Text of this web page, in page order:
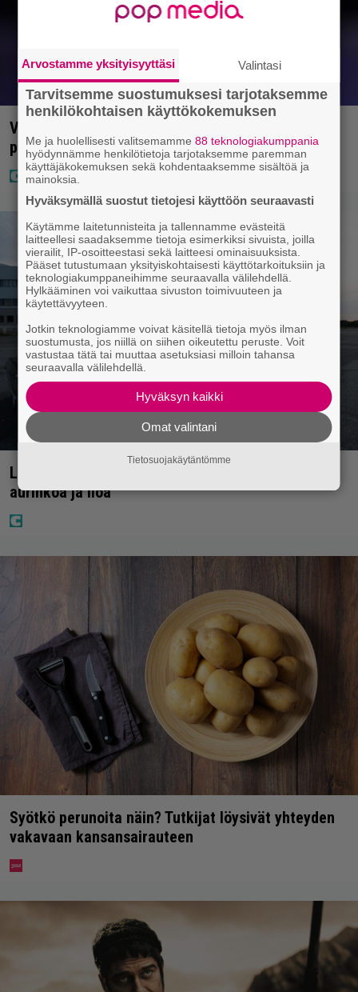
Vappu Pimiä sai huonoa palvelua ravintolassa –
pettyi siellä kahteen asiaan
Laulaja Mirellan rantakuvat ovat täynnä lomaa,
aurinkoa ja iloa
Syötkö perunoita näin? Tutkijat löysivät yhteyden
vakavaan kansansairauteen
Arvostamme yksityisyyttäsi Valintasi
Tarvitsemme suostumuksesi tarjotaksemme
henkilökohtaisen käyttökokemuksen
Me ja huolellisesti valitsemamme88 teknologiakumppania
hyödynnämme henkilötietoja tarjotaksemme paremman
käyttäjäkokemuksen sekä kohdentaaksemme sisältöä ja
mainoksia.
Hyväksymällä suostut tietojesi käyttöön seuraavasti
Käytämme laitetunnisteita ja tallennamme evästeitä
laitteellesi saadaksemme tietoja esimerkiksi sivuista, joilla
vierailit, IP-osoitteestasi sekä laitteesi ominaisuuksista.
Pääset tutustumaan yksityiskohtaisesti käyttötarkoituksiin ja
teknologiakumppaneihimme seuraavalla välilehdellä.
Hylkääminen voi vaikuttaa sivuston toimivuuteen ja
käytettävyyteen.
Jotkin teknologiamme voivat käsitellä tietoja myös ilman
suostumusta, jos niillä on siihen oikeutettu peruste. Voit
vastustaa tätä tai muuttaa asetuksiasi milloin tahansa
seuraavalla välilehdellä.
Hyväksyn kaikki
Omat valintani
Tietosuojakäytäntömme